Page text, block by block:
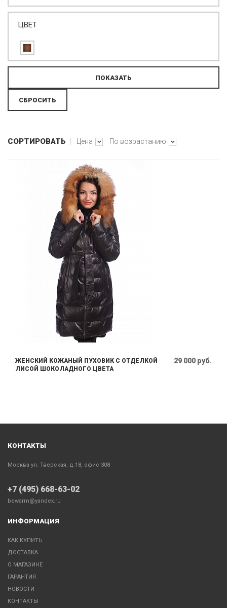
ЦВЕТ
СОРТИРОВАТЬ Цена По возрастанию
ЖЕНСКИЙ КОЖАНЫЙ ПУХОВИК С ОТДЕЛКОЙ
ЛИСОЙ ШОКОЛАДНОГО ЦВЕТА
29 000 руб.
КОНТАКТЫ
Москва ул. Тверская, д.18, офис 308
+7 (495) 668-63-02
bewarm@yandex.ru
ИНФОРМАЦИЯ
КАК КУПИТЬ
ДОСТАВКА
О МАГАЗИНЕ
ГАРАНТИЯ
НОВОСТИ
КОНТАКТЫ